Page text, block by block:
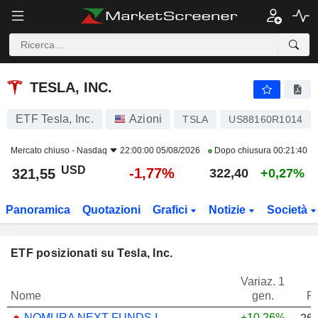
TESLA, INC.
TESLA, INC.
ETF Tesla, Inc. Azioni TSLA US88160R1014
Mercato chiuso - Nasdaq 22:00:00 05/08/2026 Dopo chiusura 00:21:40
321,55 USD -1,77% 322,40 +0,27%
Panoramica Quotazioni Grafici Notizie Società
ETF posizionati su Tesla, Inc.
Nome
Variaz. 1
gen.